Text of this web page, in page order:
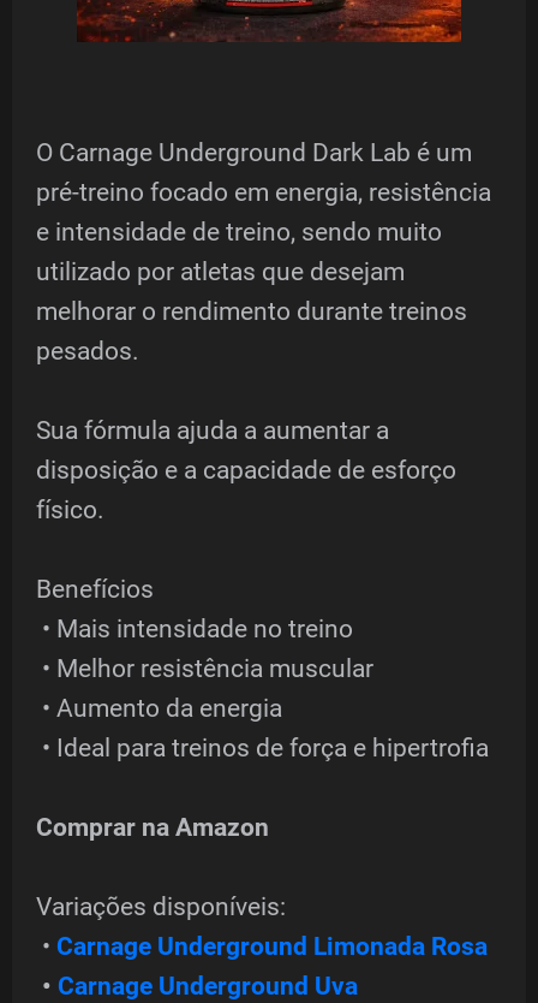
O Carnage Underground Dark Lab é um
pré-treino focado em energia, resistência
e intensidade de treino, sendo muito
utilizado por atletas que desejam
melhorar o rendimento durante treinos
pesados.
Sua fórmula ajuda a aumentar a
disposição e a capacidade de esforço
físico.
Benefícios
• Mais intensidade no treino
• Melhor resistência muscular
• Aumento da energia
• Ideal para treinos de força e hipertrofia
Comprar na Amazon
Variações disponíveis:
• Carnage Underground Limonada Rosa
• Carnage Underground Uva